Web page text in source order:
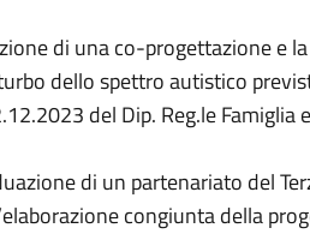
di una co-progettazione e
dello spettro autistico
del Dip. Reg.le Famiglia
di un partenariato del
congiunta della